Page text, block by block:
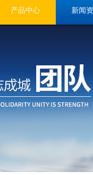
产品中心 新闻